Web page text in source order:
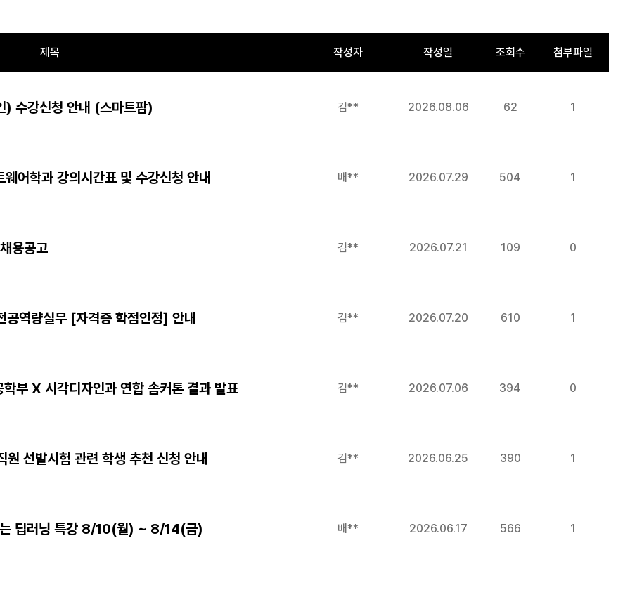
제목 작성자 작성일 조회수 첨부파일
수강신청 안내 (스마트팜) 김** 2026.08.06 62 1
어학과 강의시간표 및 수강신청 안내 배** 2026.07.29 504 1
용공고 김** 2026.07.21 109 0
역량실무 [자격증 학점인정] 안내 김** 2026.07.20 610 1
부 X 시각디자인과 연합 솜커톤 결과 발표 김** 2026.07.06 394 0
선발시험 관련 학생 추천 신청 안내 김** 2026.06.25 390 1
딥러닝 특강 8/10(월) ~ 8/14(금) 배** 2026.06.17 566 1